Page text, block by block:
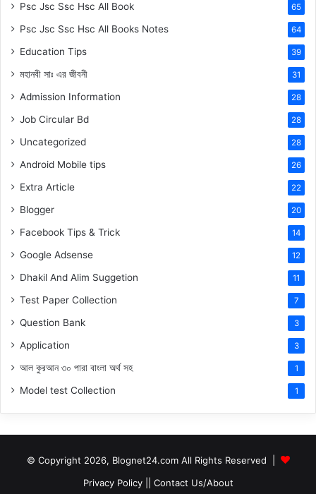
Psc Jsc Ssc Hsc All Book 65
Psc Jsc Ssc Hsc All Books Notes 64
Education Tips 39
মহানবী সাঃ এর জীবনী 31
Admission Information 28
Job Circular Bd 28
Uncategorized 28
Android Mobile tips 26
Extra Article 22
Blogger 20
Facebook Tips & Trick 14
Google Adsense 12
Dhakil And Alim Suggetion 11
Test Paper Collection 7
Question Bank 3
Application 3
আল কুরআন ৩০ পারা বাংলা অর্থ সহ 1
Model test Collection 1
© Copyright 2026, Blognet24.com All Rights Reserved |
Privacy Policy|| Contact Us/About